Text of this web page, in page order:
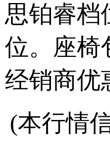
思铂睿档
位。座椅
经销商优
(本行情